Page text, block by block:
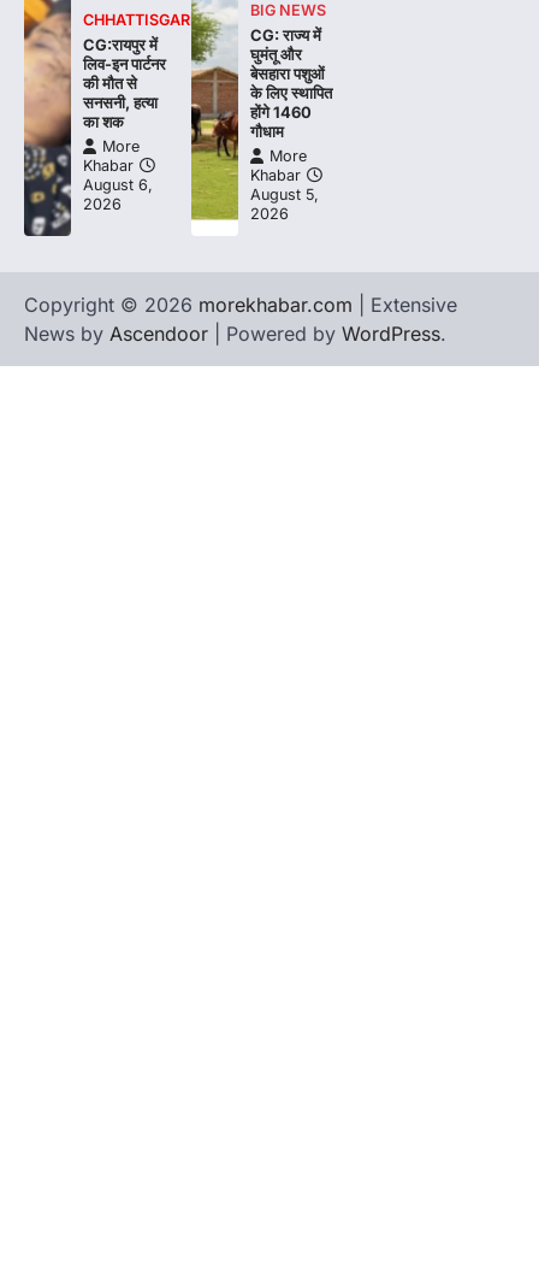
CHHATTISGARH
CG:रायपुर में
लिव-इन पार्टनर
की मौत से
सनसनी, हत्या
का शक
More
Khabar
August 6,
2026
BIG NEWS
CG: राज्य में
घुमंतू और
बेसहारा पशुओं
के लिए स्थापित
होंगे 1460
गौधाम
More
Khabar
August 5,
2026
Copyright © 2026 morekhabar.com | Extensive
News by Ascendoor | Powered by WordPress.